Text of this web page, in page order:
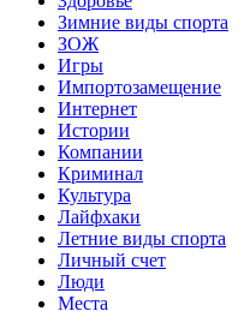
Зимние виды спорта
ЗОЖ
Игры
Импортозамещение
Интернет
Истории
Компании
Криминал
Культура
Лайфхаки
Летние виды спорта
Личный счет
Люди
Места